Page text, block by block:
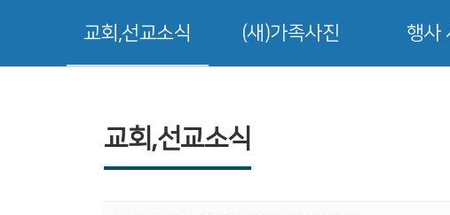
교회,선교소식 (새)가족사진 행사
교회,선교소식